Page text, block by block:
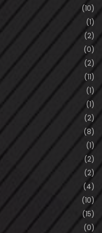
(10)
(1)
(2)
(0)
(2)
(11)
(1)
(1)
(2)
(8)
(1)
(2)
(2)
(4)
(10)
(15)
(0)